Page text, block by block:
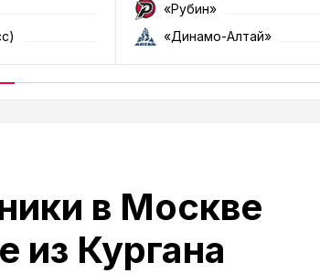
«Рубин»
«Динамо-Алтай»
в Москве
из Кургана